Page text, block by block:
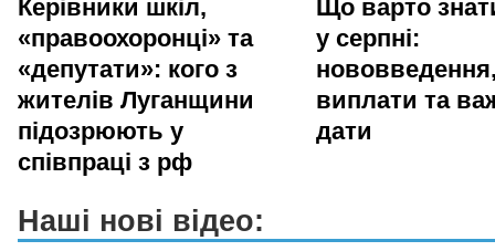
Керівники шкіл,
«правоохоронці» та
«депутати»: кого з
жителів Луганщини
підозрюють у
співпраці з рф
Що варто
у серпні:
виплати та
дати
Наші нові відео: